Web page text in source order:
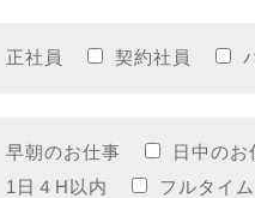
正社員 契約社員
早朝のお仕事 日中のお
1日４H以内
フルタイム